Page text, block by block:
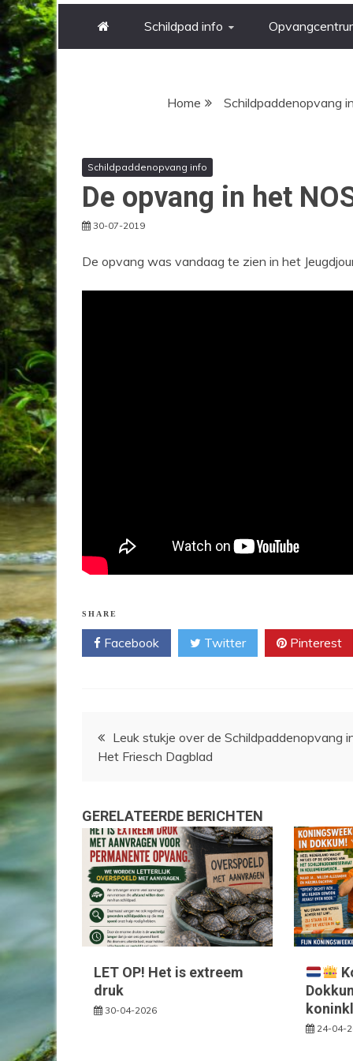
Schildpad info
Home Schildpaddenopvang
Schildpaddenopvang info
De opvang in het
30-07-2019
De opvang was vandaag te zien in het
SHARE
Facebook Twitter Pinterest
Bericht
navigatie
Leuk stukje over de Schildpaddenopvang
Het Friesch Dagblad
GERELATEERDE BERICHTEN
LET OP! Het is extreem
druk
30-04-2026
24-04-